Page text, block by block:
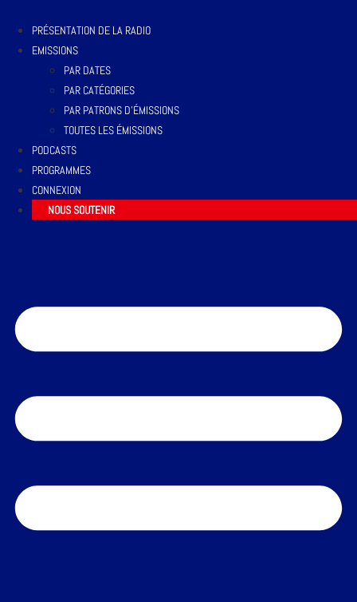
PRÉSENTATION DE LA RADIO
EMISSIONS
PAR DATES
PAR CATÉGORIES
PAR PATRONS D’ÉMISSIONS
TOUTES LES ÉMISSIONS
PODCASTS
PROGRAMMES
CONNEXION
NOUS SOUTENIR